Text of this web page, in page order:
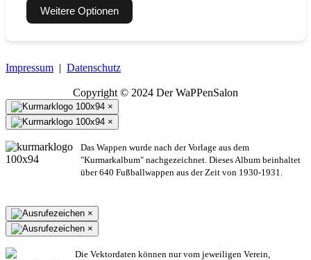
Weitere Optionen
Impressum | Datenschutz
Copyright © 2024 Der WaPPenSalon
×
×
Das Wappen wurde nach der Vorlage aus dem
"Kurmarkalbum" nachgezeichnet. Dieses Album beinhaltet
über 640 Fußballwappen aus der Zeit von 1930-1931.
×
×
Die Vektordaten können nur vom jeweiligen Verein,